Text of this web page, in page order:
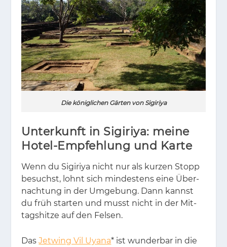
Die königlichen Gärten von Sigiriya
Unterkunft in Sigiriya: meine
Hotel-Empfehlung und Karte
Wenn du Si­gi­riya nicht nur als kur­zen Stopp
be­suchst, lohnt sich min­des­tens eine Über­
nach­tung in der Um­ge­bung. Dann kannst
du früh star­ten und musst nicht in der Mit­
tags­hit­ze auf den Fel­sen.
DasJetwing Vil Uyana* ist wun­der­bar in die